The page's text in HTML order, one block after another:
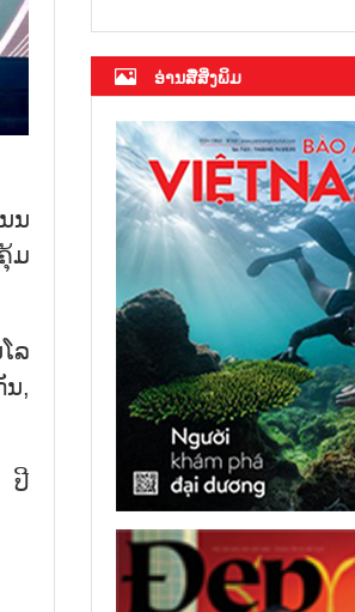
ນ​
ມ​
ລ​
,
ປີ
ອ່ານສື່ສິ່ງພິມ